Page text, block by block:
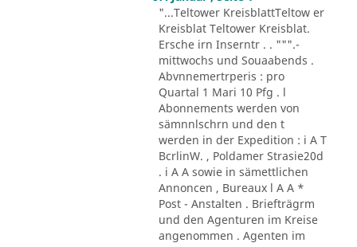
"...Teltower KreisblattTeltow er
Kreisblat Teltower Kreisblat.
Ersche irn Inserntr . . """.-
mittwochs und Souaabends .
Abvnnemertrperis : pro
Quartal 1 Mari 10 Pfg . l
Abonnements werden von
sämnnlschrn und den t
werden in der Expedition : i A T
BcrlinW. , Poldamer Strasie20d
. i A A sowie in sämettlichen
Annoncen , Bureaux l A A *
Post - Anstalten . Briefträgrm
und den Agenturen im Kreise
angenommen . Agenten im